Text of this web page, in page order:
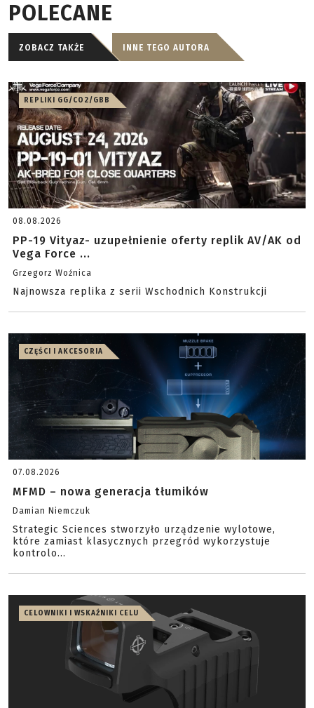
POLECANE
ZOBACZ TAKŻE INNE TEGO AUTORA
REPLIKI GG/CO2/GBB
08.08.2026
PP-19 Vityaz- uzupełnienie oferty replik AV/AK od
Vega Force ...
Grzegorz Woźnica
Najnowsza replika z serii Wschodnich Konstrukcji
CZĘŚCI I AKCESORIA
07.08.2026
MFMD – nowa generacja tłumików
Damian Niemczuk
Strategic Sciences stworzyło urządzenie wylotowe,
które zamiast klasycznych przegród wykorzystuje
kontrolo...
CELOWNIKI I WSKAŹNIKI CELU